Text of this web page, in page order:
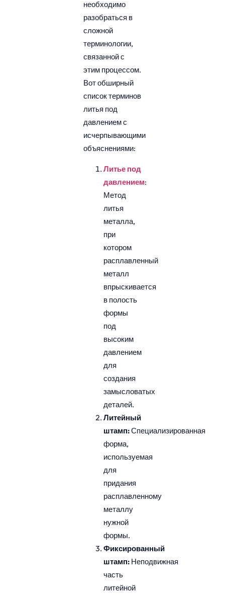
необходимо
разобраться в
сложной
терминологии,
связанной с
этим процессом.
Вот обширный
список терминов
литья под
давлением с
исчерпывающими
объяснениями:
Литье под
давлением:
Метод
литья
металла,
при
котором
расплавленный
металл
впрыскивается
в полость
формы
под
высоким
давлением
для
создания
замысловатых
деталей.
Литейный
штамп:Специализированная
форма,
используемая
для
придания
расплавленному
металлу
нужной
формы.
Фиксированный
штамп: Неподвижная
часть
литейной